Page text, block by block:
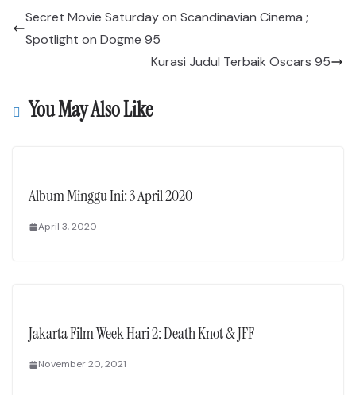
Secret Movie Saturday on Scandinavian Cinema ;
Spotlight on Dogme 95
Kurasi Judul Terbaik Oscars 95
You May Also Like
Album Minggu Ini: 3 April 2020
April 3, 2020
Jakarta Film Week Hari 2: Death Knot & JFF
November 20, 2021